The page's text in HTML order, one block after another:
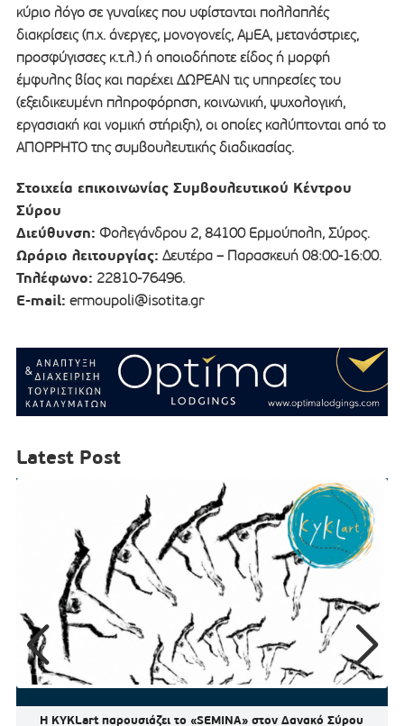
κύριο λόγο σε γυναίκες που υφίστανται πολλαπλές
διακρίσεις (π.χ. άνεργες, μονογονείς, ΑμΕΑ, μετανάστριες,
προσφύγισσες κ.τ.λ.) ή οποιοδήποτε είδος ή μορφή
έμφυλης βίας και παρέχει ΔΩΡΕΑΝ τις υπηρεσίες του
(εξειδικευμένη πληροφόρηση, κοινωνική, ψυχολογική,
εργασιακή και νομική στήριξη), οι οποίες καλύπτονται από το
ΑΠΟΡΡΗΤΟ της συμβουλευτικής διαδικασίας.
Στοιχεία επικοινωνίας Συμβουλευτικού Κέντρου
Σύρου
Διεύθυνση: Φολεγάνδρου 2, 84100 Ερμούπολη, Σύρος.
Ωράριο λειτουργίας: Δευτέρα – Παρασκευή 08:00-16:00.
Τηλέφωνο: 22810-76496.
E-mail: ermoupoli@isotita.gr
Latest Post
Η KYKLart παρουσιάζει το «SEMINA» στον Δανακό Σύρου